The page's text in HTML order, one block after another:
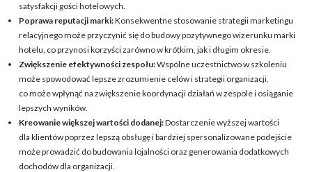
satysfakcji gości hotelowych.
Poprawa reputacji marki:Konsekwentne stosowanie strategii marketingu
relacyjnego może przyczynić się do budowy pozytywnego wizerunku marki
hotelu, co przynosi korzyści zarówno w krótkim, jak i długim okresie.
Zwiększenie efektywności zespołu:Wspólne uczestnictwo w szkoleniu
może spowodować lepsze zrozumienie celów i strategii organizacji,
co może wpłynąć na zwiększenie koordynacji działań w zespole i osiąganie
lepszych wyników.
Kreowanie większej wartości dodanej:Dostarczenie wyższej wartości
dla klientów poprzez lepszą obsługę i bardziej spersonalizowane podejście
może prowadzić do budowania lojalności oraz generowania dodatkowych
dochodów dla organizacji.